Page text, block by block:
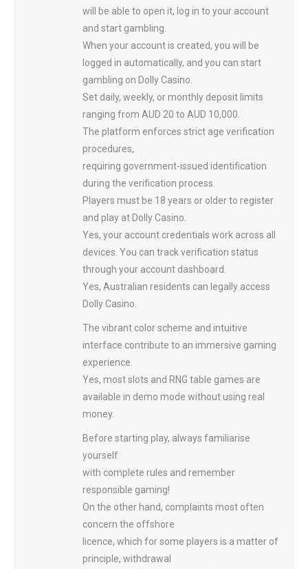
will be able to open it, log in to your account
and start gambling.
When your account is created, you will be
logged in automatically, and you can start
gambling on Dolly Casino.
Set daily, weekly, or monthly deposit limits
ranging from AUD 20 to AUD 10,000.
The platform enforces strict age verification
procedures,
requiring government-issued identification
during the verification process.
Players must be 18 years or older to register
and play at Dolly Casino.
Yes, your account credentials work across all
devices. You can track verification status
through your account dashboard.
Yes, Australian residents can legally access
Dolly Casino.
The vibrant color scheme and intuitive
interface contribute to an immersive gaming
experience.
Yes, most slots and RNG table games are
available in demo mode without using real
money.
Before starting play, always familiarise
yourself
with complete rules and remember
responsible gaming!
On the other hand, complaints most often
concern the offshore
licence, which for some players is a matter of
principle, withdrawal